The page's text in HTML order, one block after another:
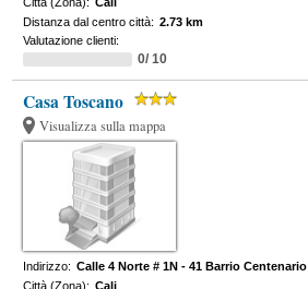
Distanza dal centro città: 2.73 km
Valutazione clienti:
0/ 10
Casa Toscano
Visualizza sulla mappa
Indirizzo: Calle 4 Norte # 1N - 41 Barrio Centenario
Città (Zona): Cali